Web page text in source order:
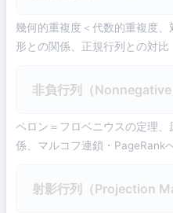
幾何的重複度＜代数的重複度
形との関係、正規行列との対比
非負行列（Nonnegative
ペロン＝フロベニウスの定理
係、マルコフ連鎖・PageRank
射影行列（Projection